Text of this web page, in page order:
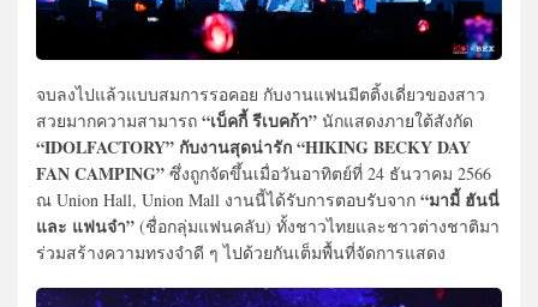
จบลงไปแล้วแบบสมการรอคอย กับงานแฟนมีตติ้งเดี่ยวของสาว
สวยมากความสามารถ “เบ็คกี้ รีเบคก้า” นักแสดงภายใต้สังกัด
“IDOLFACTORY” กับงานสุดน่ารัก “HIKING BECKY DAY
FAN CAMPING” ซึ่งถูกจัดขึ้นเมื่อวันอาทิตย์ที่ 24 ธันวาคม 2566
ณ Union Hall, Union Mall งานนี้ได้รับการตอบรับจาก “มามี้ ฮันนี่
และ แฟนจ๋า” (ชื่อกลุ่มแฟนคลับ) ทั้งชาวไทยและชาวต่างชาติมา
ร่วมสร้างความทรงจำดี ๆ ไปด้วยกันเต็มพื้นที่จัดการแสดง